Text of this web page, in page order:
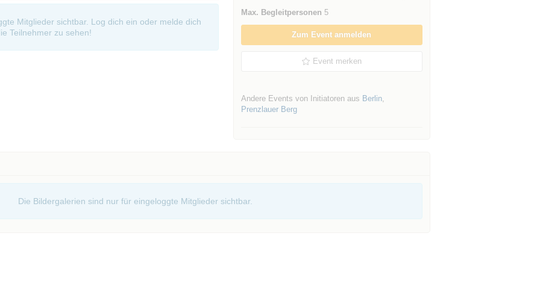
Mitglieder sichtbar. Log dich ein oder melde dich
Teilnehmer zu sehen!
Max. Begleitpersonen 5
Zum Event anmelden
Event merken
Andere Events von Initiatoren aus Berlin,
Prenzlauer Berg
Die Bildergalerien sind nur für eingeloggte Mitglieder sichtbar.